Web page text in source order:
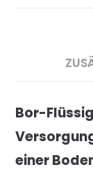
Bor-
einer